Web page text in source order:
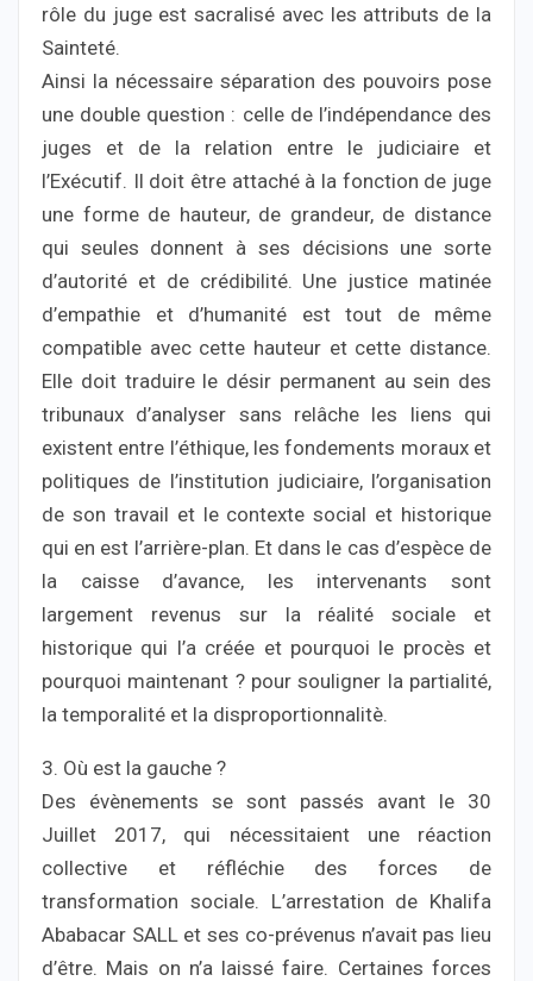
rôle du juge est sacralisé avec les attributs de la
Sainteté.
Ainsi la nécessaire séparation des pouvoirs pose
une double question : celle de l’indépendance des
juges et de la relation entre le judiciaire et
l’Exécutif. Il doit être attaché à la fonction de juge
une forme de hauteur, de grandeur, de distance
qui seules donnent à ses décisions une sorte
d’autorité et de crédibilité. Une justice matinée
d’empathie et d’humanité est tout de même
compatible avec cette hauteur et cette distance.
Elle doit traduire le désir permanent au sein des
tribunaux d’analyser sans relâche les liens qui
existent entre l’éthique, les fondements moraux et
politiques de l’institution judiciaire, l’organisation
de son travail et le contexte social et historique
qui en est l’arrière-plan. Et dans le cas d’espèce de
la caisse d’avance, les intervenants sont
largement revenus sur la réalité sociale et
historique qui l’a créée et pourquoi le procès et
pourquoi maintenant ? pour souligner la partialité,
la temporalité et la disproportionnalitè.
3. Où est la gauche ?
Des évènements se sont passés avant le 30
Juillet 2017, qui nécessitaient une réaction
collective et réfléchie des forces de
transformation sociale. L’arrestation de Khalifa
Ababacar SALL et ses co-prévenus n’avait pas lieu
d’être. Mais on n’a laissé faire. Certaines forces